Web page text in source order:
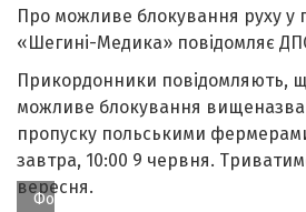
Про можливе блокування руху у
«Шегині-Медика» повідомляє
Прикордонники повідомляють,
можливе блокування
пропуску польськими
завтра, 10:00 9 червня.
вересня.
Фото